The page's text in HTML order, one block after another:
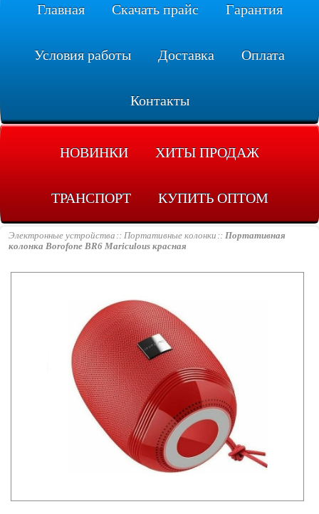
Главная Скачать прайс Гарантия
Условия работы Доставка Оплата
Контакты
НОВИНКИ ХИТЫ ПРОДАЖ
ТРАНСПОРТ КУПИТЬ ОПТОМ
Электронные устройства Портативные колонки
Портативная
колонка Borofone BR6 Mariculous красная